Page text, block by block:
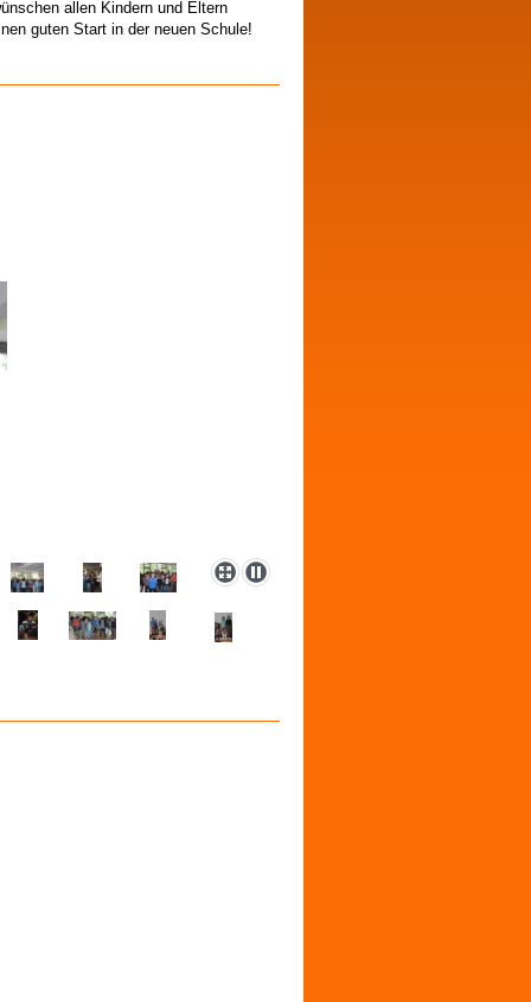
allen Kindern und Eltern
guten Start in der neuen Schule!